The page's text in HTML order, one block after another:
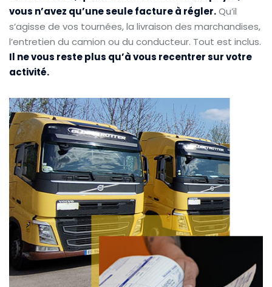
vous n’avez qu’une seule facture à régler.Qu’il
s’agisse de vos tournées, la livraison des marchandises,
l’entretien du camion ou du conducteur. Tout est inclus.
Il ne vous reste plus qu’à vous recentrer sur votre
activité.